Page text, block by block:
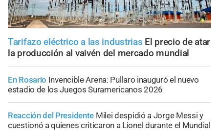
Tarifazo eléctrico a las industrias El precio de atar
la producción al vaivén del mercado mundial
En Rosario Invencible Arena: Pullaro inauguró el nuevo
estadio de los Juegos Suramericanos 2026
Reacción del Presidente Milei despidió a Jorge Messi y
cuestionó a quienes criticaron a Lionel durante el Mundial